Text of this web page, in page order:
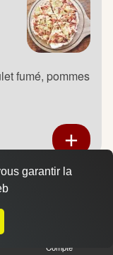
fumé, pommes
Compte
garantir la